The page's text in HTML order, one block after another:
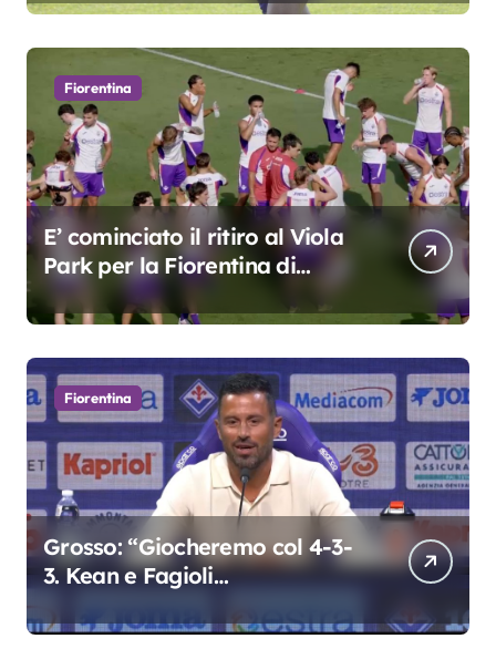
Fiorentina
E’ cominciato il ritiro al Viola
Park per la Fiorentina di
Grosso
Fiorentina
Grosso: “Giocheremo col 4-3-
3. Kean e Fagioli
colpo”